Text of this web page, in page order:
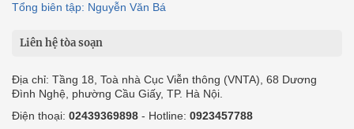
Tổng biên tập: Nguyễn Văn Bá
Liên hệ tòa soạn
Địa chỉ: Tầng 18, Toà nhà Cục Viễn thông (VNTA), 68 Dương
Đình Nghệ, phường Cầu Giấy, TP. Hà Nội.
Điện thoại: 02439369898 - Hotline: 0923457788